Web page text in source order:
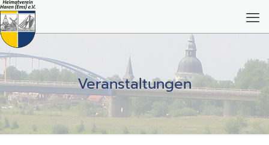
Veranstaltungen